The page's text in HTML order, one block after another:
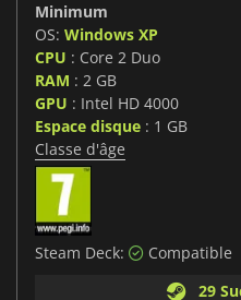
Minimum
OS: Windows XP
CPU : Core 2 Duo
RAM : 2 GB
GPU : Intel HD 4000
Espace disque : 1 GB
Classe d'âge
Steam Deck:
Compatible
29